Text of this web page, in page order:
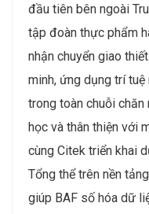
đầu tiên bên ngoài
tập đoàn thực phẩm
nhận chuyển giao
minh, ứng dụng trí tuệ
trong toàn chuỗi
học và thân thiện với
cùng Citek triển khai
Tổng thể trên nền
giúp BAF số hóa dữ